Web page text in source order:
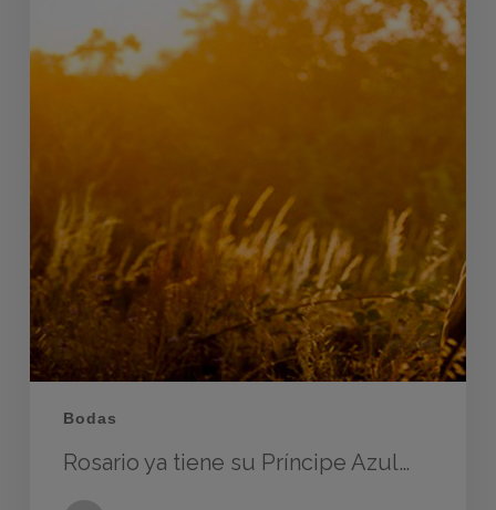
Bodas
Rosario ya tiene su Príncipe Azul…